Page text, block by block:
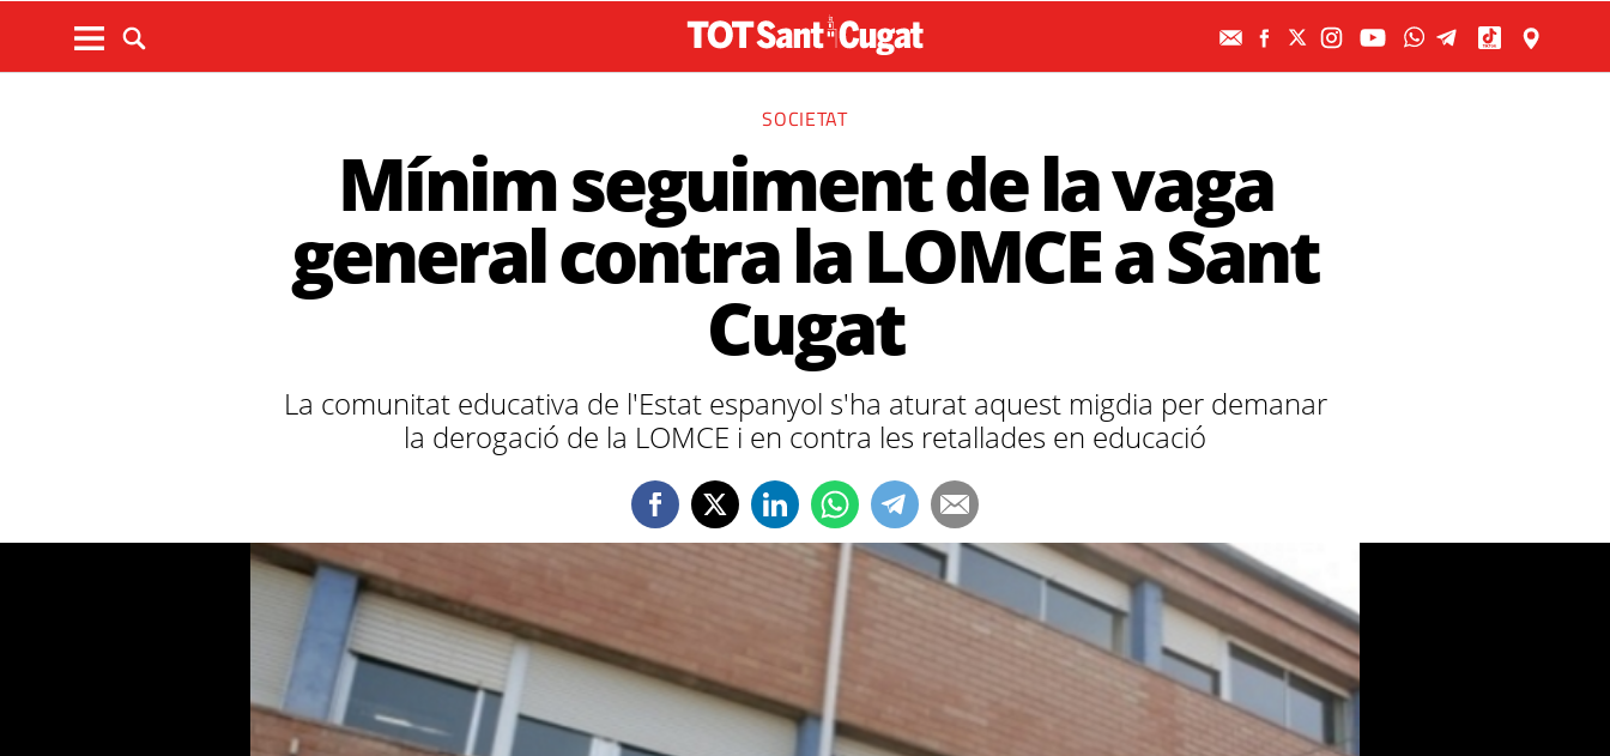
SOCIETAT
Mínim seguiment de la vaga
general contra la LOMCE a Sant
Cugat
La comunitat educativa de l'Estat espanyol s'ha aturat aquest migdia per demanar
la derogació de la LOMCE i en contra les retallades en educació